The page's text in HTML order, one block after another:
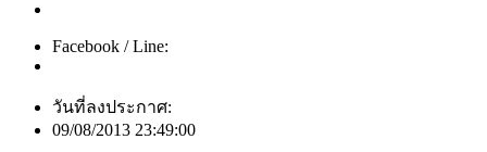
Facebook / Line:
วันที่ลงประกาศ:
09/08/2013 23:49:00